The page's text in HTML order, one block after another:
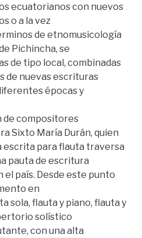
ecuatorianos con nuevos
o a la vez
de etnomusicología
Pichincha, se
de tipo local, combinadas
de nuevas escrituras
épocas y
de compositores
Sixto María Durán, quien
escrita para flauta traversa
pauta de escritura
país. Desde este punto
en
sola, flauta y piano, flauta y
solístico
con una alta